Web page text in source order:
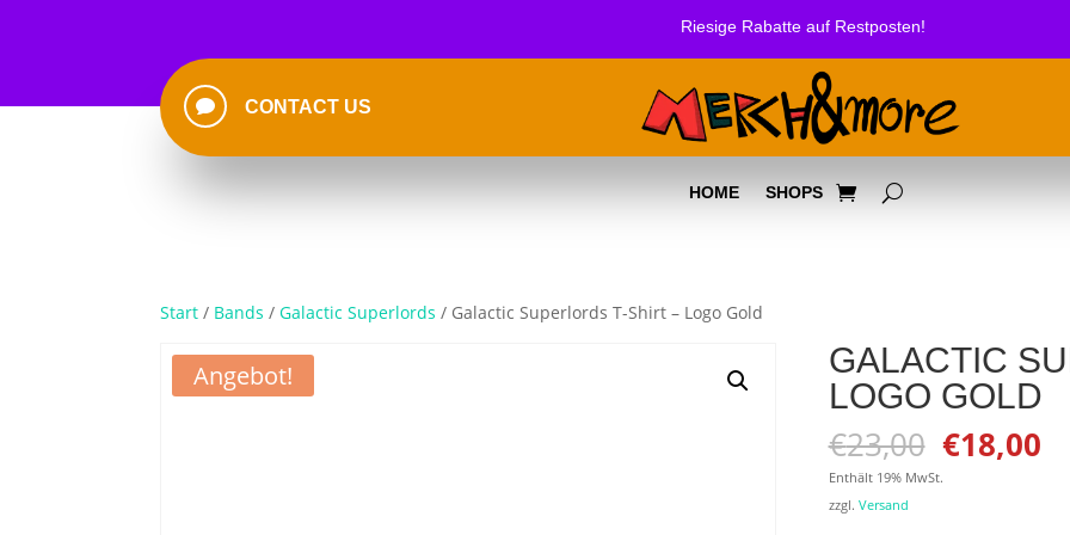
Riesige Rabatte auf Restposten!
 CONTACT US
HOME SHOPS
Start / Bands /Galactic Superlords / Galactic Superlords T-Shirt – Logo Gold
Angebot!
GALACTIC
LOGO GOLD
€23,00
Preis
€18,00
Enthält 19% MwSt.
zzgl. Versand